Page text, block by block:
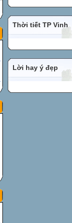
Thời tiết TP Vinh
Lời hay ý đẹp